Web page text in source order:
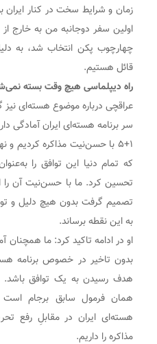
زمان و شرایط سخت در کنار
اولین سفر دوجانبه من به
چهارچوب پکن انتخاب شد، به
قائل هستیم.
راه دیپلماسی هیچ وقت بسته
عراقچی درباره موضوع هسته‌ای نیز
۱+۵ با حسن‌نیت مذاکره کردیم و
که تمام دنیا این توافق را
تحسین کرد. ما با حسن‌نیت آن را
تصمیم گرفت بدون هیچ دلیل و
به این نقطه برساند.
او در ادامه تاکید کرد: ما همچنان
بدون تاخیر در خصوص برنامه
هدف رسیدن به یک توافق باشد.
همان فرمول سابق برجام است
هسته‌ای ایران در مقابلِ رفع
مذاکره را داریم.